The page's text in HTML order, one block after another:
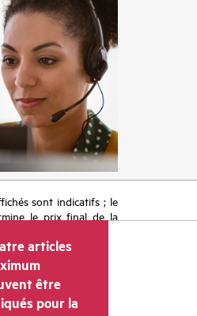
sont indicatifs ; le
le prix final de la
les taxes sur la vente
Le prix de la
par le revendeur
rapport à d’autres
prix indicatif affiché.
articles
être
pour la